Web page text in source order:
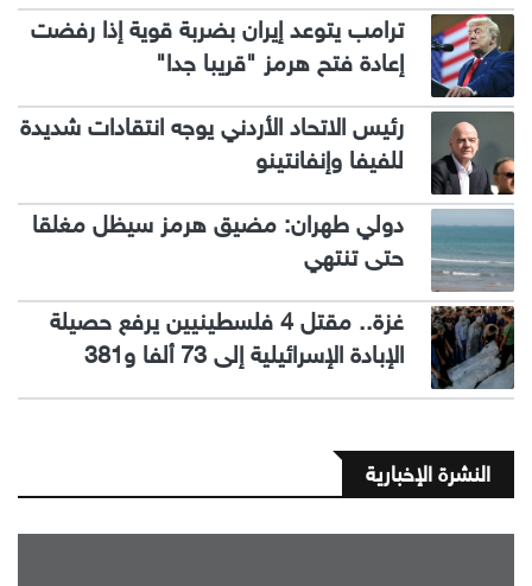
ترامب يتوعد إيران بضربة قوية إذا رفضت
إعادة فتح هرمز "قريبا جدا"
رئيس الاتحاد الأردني يوجه انتقادات شديدة
للفيفا وإنفانتينو
دولي طهران: مضيق هرمز سيظل مغلقا
حتى تنتهي
غزة.. مقتل 4 فلسطينيين يرفع حصيلة
الإبادة الإسرائيلية إلى 73 ألفا و381
النشرة الإخبارية